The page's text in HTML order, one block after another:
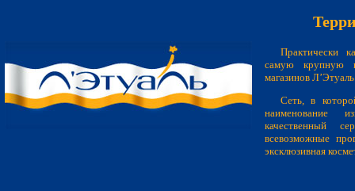
Практически
самую крупную
магазинов
Сеть, в
наименование
качественный
всевозможные
эксклюзивная